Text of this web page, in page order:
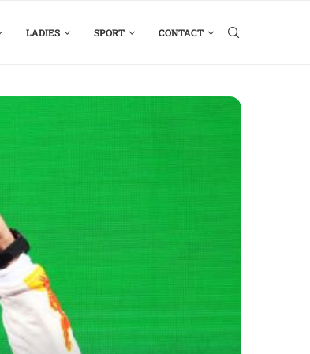
LADIES SPORT CONTACT